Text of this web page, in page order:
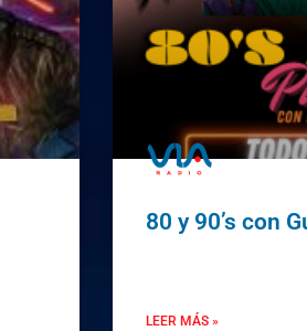
80 y 90’s con
LEER MÁS »